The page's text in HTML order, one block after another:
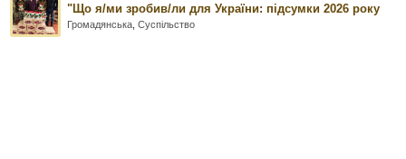
"Що я/ми зробив/ли для України: підсумки 2026 року
Громадянська ,Суспільство